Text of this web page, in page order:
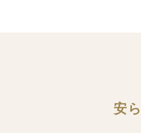
安